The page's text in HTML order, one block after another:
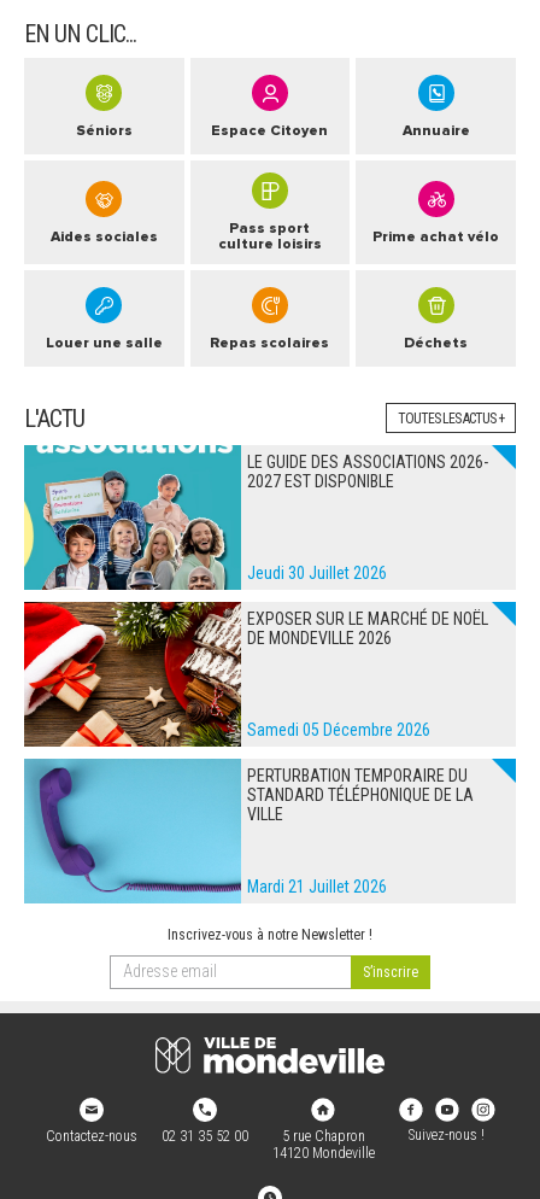
EN UN CLIC...
Séniors Espace Citoyen Annuaire
Aides sociales
Pass sport
culture loisirs
Prime achat vélo
Louer une salle Repas scolaires Déchets
L'ACTU TOUTES LES ACTUS +
LE GUIDE DES ASSOCIATIONS 2026-
2027 EST DISPONIBLE
Jeudi 30 Juillet 2026
EXPOSER SUR LE MARCHÉ DE NOËL
DE MONDEVILLE 2026
Samedi 05 Décembre 2026
PERTURBATION TEMPORAIRE DU
STANDARD TÉLÉPHONIQUE DE LA
VILLE
Mardi 21 Juillet 2026
Inscrivez-vous à notre Newsletter !
Contactez-nous 02 31 35 52 00
5 rue Chapron
14120 Mondeville
Suivez-nous !